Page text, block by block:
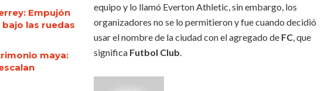
Empujón
las ruedas
maya:
equipo y lo llamó Everton Athletic, sin embargo, los
organizadores no se lo permitieron y fue cuando decidió
usar el nombre de la ciudad con el agregado de FC , que
significa Futbol Club